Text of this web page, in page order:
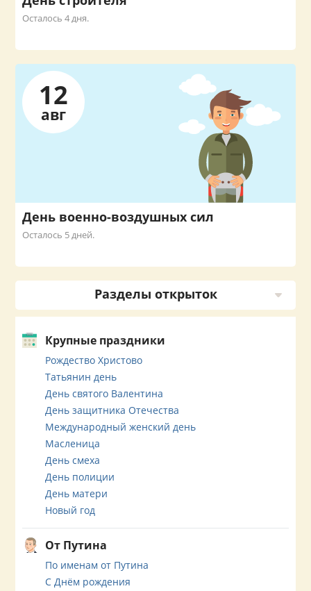
Осталось 4 дня.
12
авг
День военно-воздушных сил
Осталось 5 дней.
Разделы открыток
Крупные праздники
Рождество Христово
Татьянин день
День святого Валентина
День защитника Отечества
Международный женский день
Масленица
День смеха
День полиции
День матери
Новый год
От Путина
По именам от Путина
С Днём рождения